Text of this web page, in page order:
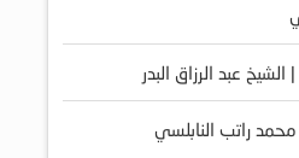
عبد الرزاق البدر
راتب النابلسي